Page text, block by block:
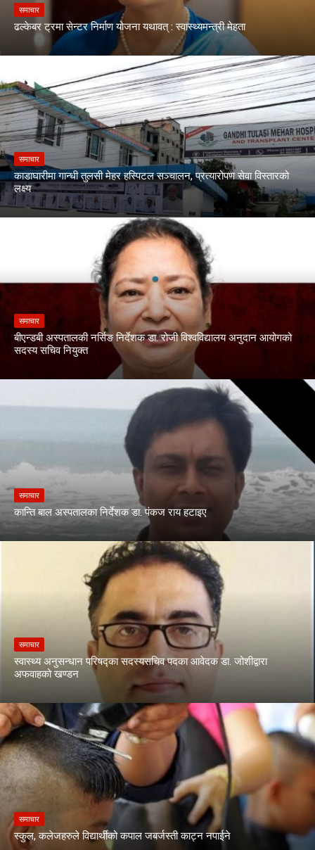
समाचार
ढल्केबर ट्रमा सेन्टर निर्माण योजना यथावत् : स्वास्थ्यमन्त्री मेहता
समाचार
काडाघारीमा गान्धी तुलसी मेहर हस्पिटल सञ्चालन, प्रत्यारोपण सेवा विस्तारको
लक्ष्य
समाचार
बीएन्डबी अस्पतालकी नर्सिङ निर्देशक डा. रोजी विश्वविद्यालय अनुदान आयोगको
सदस्य सचिव नियुक्त
समाचार
कान्ति बाल अस्पतालका निर्देशक डा. पंकज राय हटाइए
समाचार
स्वास्थ्य अनुसन्धान परिषद्का सदस्यसचिव पदका आवेदक डा. जोशीद्वारा
अफवाहको खण्डन
समाचार
स्कुल, कलेजहरुले विद्यार्थीको कपाल जबर्जस्ती काट्न नपाईने